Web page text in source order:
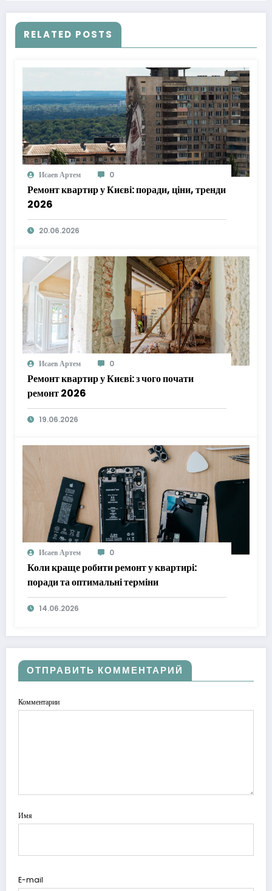
RELATED POSTS
Исаев Артем 0
Ремонт квартир у Києві: поради, ціни, тренди
2026
20.06.2026
Исаев Артем 0
Ремонт квартир у Києві: з чого почати
ремонт 2026
19.06.2026
Исаев Артем 0
Коли краще робити ремонт у квартирі:
поради та оптимальні терміни
14.06.2026
ОТПРАВИТЬ КОММЕНТАРИЙ
Комментарии
Имя
E-mail